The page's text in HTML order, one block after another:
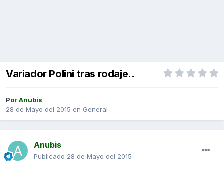
Variador Polini tras rodaje..
PorAnubis
28 de Mayo del 2015 en General
Anubis
Publicado 28 de Mayo del 2015